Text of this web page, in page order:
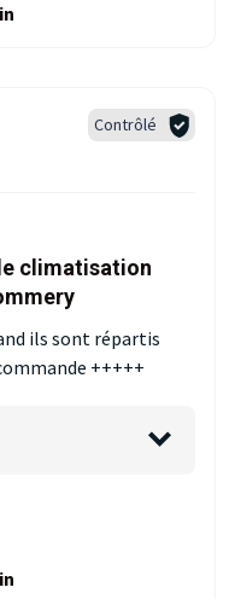
Contrôlé
climatisation
ils sont répartis
+++++